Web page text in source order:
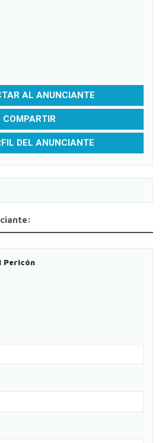
AL ANUNCIANTE
COMPARTIR
DEL ANUNCIANTE
Pericón